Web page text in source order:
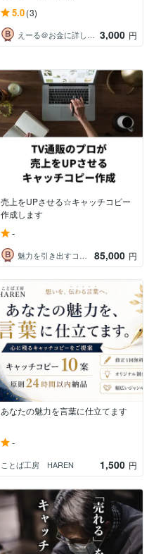
5.0(3)
えーる＠お金に詳しい何でも屋さん 3,000 円
売上をUPさせる☆キャッチコピー
作成します
-
魅力を引き出すコンサルタント 85,000 円
あなたの魅力を言葉に仕立てます
-
ことば工房 HAREN 1,500 円